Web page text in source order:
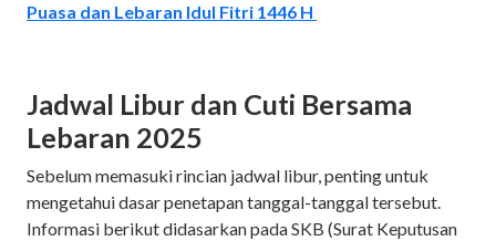
Puasa dan Lebaran Idul Fitri 1446 H
Jadwal Libur dan Cuti Bersama
Lebaran 2025
Sebelum memasuki rincian jadwal libur, penting untuk
mengetahui dasar penetapan tanggal-tanggal tersebut.
Informasi berikut didasarkan pada SKB (Surat Keputusan